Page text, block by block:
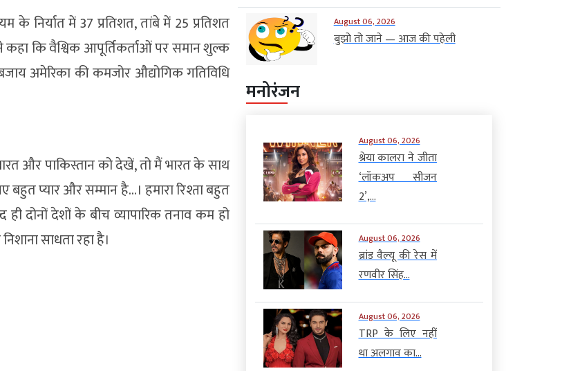
निर्यात में 37 प्रतिशत, तांबे में 25 प्रतिशत
कि वैश्विक आपूर्तिकर्ताओं पर समान शुल्क
अमेरिका की कमजोर औद्योगिक गतिविधि
और पाकिस्तान को देखें, तो मैं भारत के साथ
बहुत प्यार और सम्मान है…। हमारा रिश्ता बहुत
दोनों देशों के बीच व्यापारिक तनाव कम हो
साधता रहा है।
August 06, 2026
बुझो तो जाने — आज की पहेली
मनोरंजन
August 06, 2026
श्रेया कालरा ने जीता
‘लॉकअप सीजन
2’,...
August 06, 2026
ब्रांड वैल्यू की रेस में
रणवीर सिंह...
August 06, 2026
TRP के लिए नहीं
था अलगाव का...